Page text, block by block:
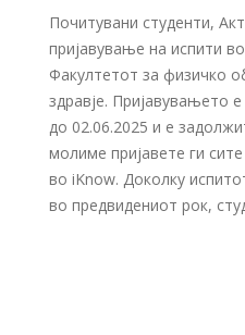
Почитувани студенти,
пријавување на испити
Факултетот за физичко
здравје. Пријавувањето
до 02.06.2025 и е
молиме пријавете ги
во iKnow. Доколку
во предвидениот рок,